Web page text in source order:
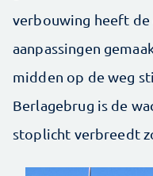
verbouwing heeft
aanpassingen
midden op de weg
Berlagebrug is de
stoplicht verbreedt